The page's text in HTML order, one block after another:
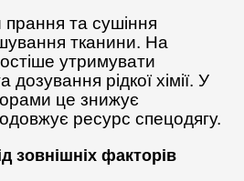
та сушіння
тканини. На
утримувати
дозування рідкої хімії. У
це знижує
ресурс спецодягу.
зовнішніх факторів